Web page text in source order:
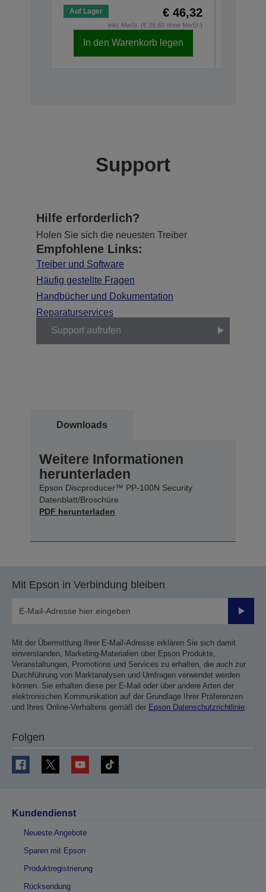
Auf Lager € 46,32
inkl. MwSt. (€ 38,60 ohne MwSt.)
In den Warenkorb legen
Support
Hilfe erforderlich?
Holen Sie sich die neuesten Treiber
Empfohlene Links:
Treiber und Software
Häufig gestellte Fragen
Handbücher und Dokumentation
Reparaturservices
Support aufrufen
Downloads
Weitere Informationen
herunterladen
Epson Discproducer™ PP-100N Security
Datenblatt/Broschüre
PDF herunterladen
Mit Epson in Verbindung bleiben
Mit der Übermittlung Ihrer E-Mail-Adresse erklären Sie sich damit
einverstanden, Marketing-Materialien über Epson Produkte,
Veranstaltungen, Promotions und Services zu erhalten, die auch zur
Durchführung von Marktanalysen und Umfragen verwendet werden
können. Sie erhalten diese per E-Mail oder über andere Arten der
elektronischen Kommunikation auf der Grundlage Ihrer Präferenzen
und Ihres Online-Verhaltens gemäß der Epson Datenschutzrichtlinie
Folgen
Kundendienst
Neueste Angebote
Sparen mit Epson
Produktregistrierung
Rücksendung